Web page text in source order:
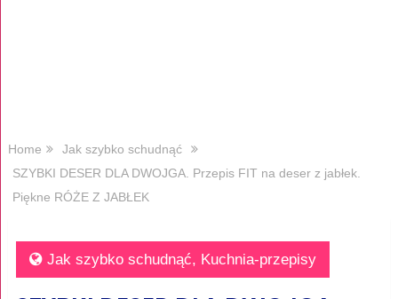
Home
Jak szybko schudnąć
SZYBKI DESER DLA DWOJGA. Przepis FIT na deser z jabłek.
Piękne RÓŻE Z JABŁEK
Jak szybko schudnąć, Kuchnia-przepisy